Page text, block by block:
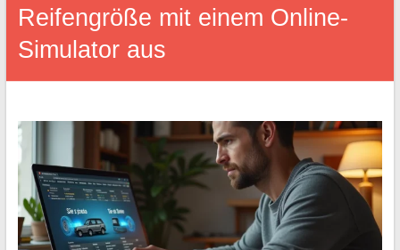
Reifengröße mit einem Online-
Simulator aus